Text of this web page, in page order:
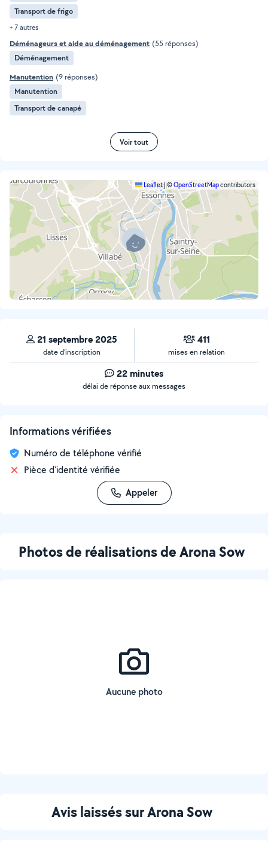
Transport de frigo
+ 7 autres
Déménageurs et aide au déménagement (55 réponses)
Déménagement
Manutention (9 réponses)
Manutention
Transport de canapé
Voir tout
Leaflet| ©OpenStreetMapcontributors
21 septembre 2025
date d’inscription
411
mises en relation
22 minutes
délai de réponse aux messages
Informations vérifiées
Numéro de téléphone vérifié
Pièce d'identité vérifiée
Appeler
Photos de réalisations de Arona Sow
Aucune photo
Avis laissés sur Arona Sow